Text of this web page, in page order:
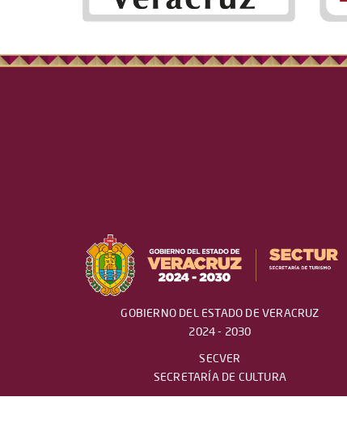
GOBIERNO DEL ESTADO DE VERACRUZ
2024 - 2030
SECVER
SECRETARÍA DE CULTURA